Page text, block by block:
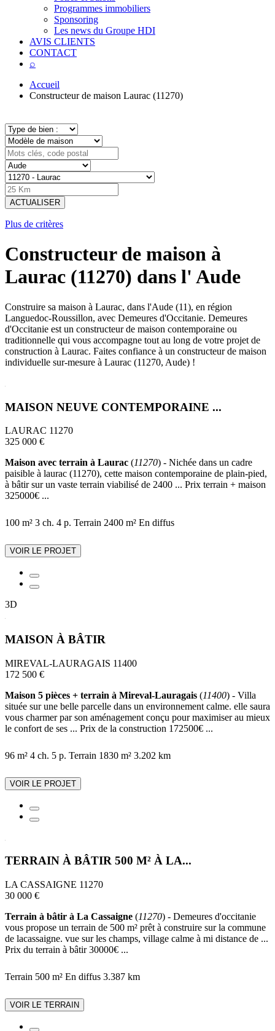
Programmes immobiliers
Sponsoring
Les news du Groupe HDI
AVIS CLIENTS
CONTACT
⌕
Accueil
Constructeur de maison Laurac (11270)
ACTUALISER
Plus de critères
Constructeur de maison à
Laurac (11270) dans l' Aude
Construire sa maison à Laurac, dans l'Aude (11), en région
Languedoc-Roussillon, avec Demeures d'Occitanie. Demeures
d'Occitanie est un constructeur de maison contemporaine ou
traditionnelle qui vous accompagne tout au long de votre projet de
construction à Laurac. Faites confiance à un constructeur de maison
individuelle sur-mesure à Laurac (11270, Aude) !
MAISON NEUVE CONTEMPORAINE ...
LAURAC 11270
325 000 €
Maison avec terrain à Laurac (11270) - Nichée dans un cadre
paisible à laurac (11270), cette maison contemporaine de plain-pied,
à bâtir sur un vaste terrain viabilisé de 2400 ... Prix terrain + maison
325000€ ...
100 m² 3 ch. 4 p. Terrain 2400 m² En diffus
VOIR LE PROJET
3D
MAISON À BÂTIR
MIREVAL-LAURAGAIS 11400
172 500 €
Maison 5 pièces + terrain à Mireval-Lauragais (11400) - Villa
située sur une belle parcelle dans un environnement calme. elle saura
vous charmer par son aménagement conçu pour maximiser au mieux
le confort de ses ... Prix de la construction 172500€ ...
96 m² 4 ch. 5 p. Terrain 1830 m² 3.202 km
VOIR LE PROJET
TERRAIN À BÂTIR 500 M² À LA...
LA CASSAIGNE 11270
30 000 €
Terrain à bâtir à La Cassaigne (11270) - Demeures d'occitanie
vous propose un terrain de 500 m² prêt à construire sur la commune
de lacassaigne. vue sur les champs, village calme à mi distance de ...
Prix du terrain à bâtir 30000€ ...
Terrain 500 m² En diffus 3.387 km
VOIR LE TERRAIN